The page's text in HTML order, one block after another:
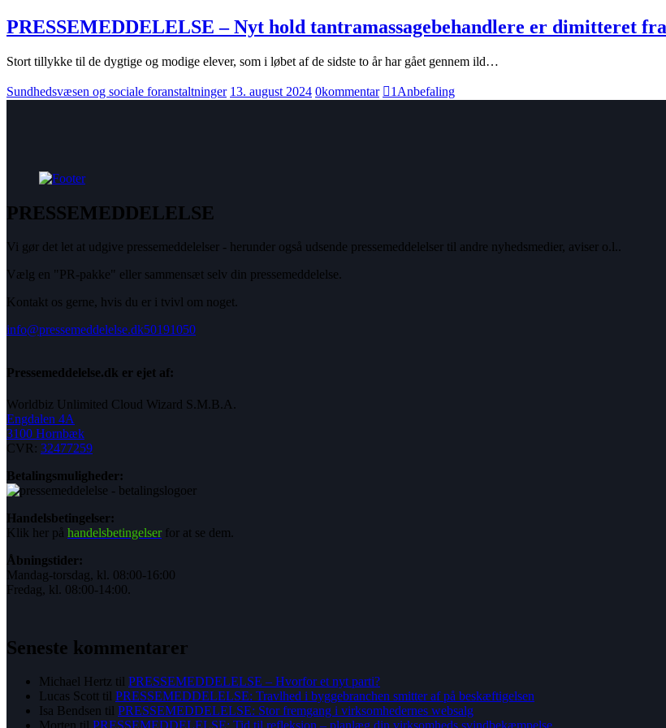
PRESSEMEDDELELSE – Nyt hold tantramassagebehandlere er dimitteret
Stort tillykke til de dygtige og modige elever, som i løbet af de sidste to år har gået gennem ild…
Sundhedsvæsen og sociale foranstaltninger 13. august 2024 0kommentar 1 Anbefaling
PRESSEMEDDELELSE
Vi gør det let at udgive pressemeddelelser - herunder også udsende pressemeddelelser til andre nyhedsmedier, aviser o.l..
Vælg en "PR-pakke" eller sammensæt selv din pressemeddelelse.
Kontakt os gerne, hvis du er i tvivl om noget.
info@pressemeddelelse.dk50191050
Pressemeddelelse.dk er ejet af:
Worldbiz Unlimited Cloud Wizard S.M.B.A.
Engdalen 4A
3100 Hornbæk
CVR: 32477259
Betalingsmuligheder:
Handelsbetingelser:
Klik her på handelsbetingelserfor at se dem.
Åbningstider:
Mandag-torsdag, kl. 08:00-16:00
Fredag, kl. 08:00-14:00.
Seneste kommentarer
Michael Hertz til PRESSEMEDDELELSE – Hvorfor et nyt parti?
Lucas Scott til PRESSEMEDDELELSE: Travlhed i byggebranchen smitter af på beskæftigelsen
Isa Bendsen til PRESSEMEDDELELSE: Stor fremgang i virksomhedernes websalg